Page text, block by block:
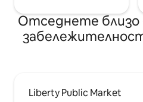
Отседнете близо
Liberty Public Market